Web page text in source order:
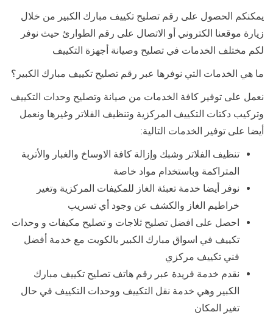
يمكنكم الحصول على رقم تصليح تكييف مبارك الكبير من خلال
زيارة موقعنا الكتروني أو الاتصال على رقم الطوارئ حيث نوفر
لكم مختلف الخدمات في تصليح وصيانة أجهزة التكييف
ما هي الخدمات التي نوفرها عبر رقم تصليح تكييف مبارك الكبير؟
نعمل على توفير كافة الخدمات من صيانة وتصليح وحدات التكييف
وتركيب دكتات التكييف المركزية وتنظيف الفلاتر وغيرها ونعمل
أيضا على توفير الخدمات التالية:
تنظيف الفلاتر وشبك وإزالة كافة الاوساخ والغبار والأتربة
المتراكمة وباستخدام مواد خاصة
نوفر أيضا خدمة تعبئة الغاز للمكيفات المركزية وتغير
خراطيم الغاز والكشف عن وجود أي تسريب
احصل على افضل تصليح ثلاجات و تصليح مكيفات و وحدات
تكييف في اسواق مبارك الكبير بالكويت مع خدمة أفضل
فني تكييف مركزي
نقدم خدمة فريدة عبر رقم هاتف تصليح تكييف مبارك
الكبير وهي خدمة نقل التكييف ووحدات التكييف في حال
تغير المكان